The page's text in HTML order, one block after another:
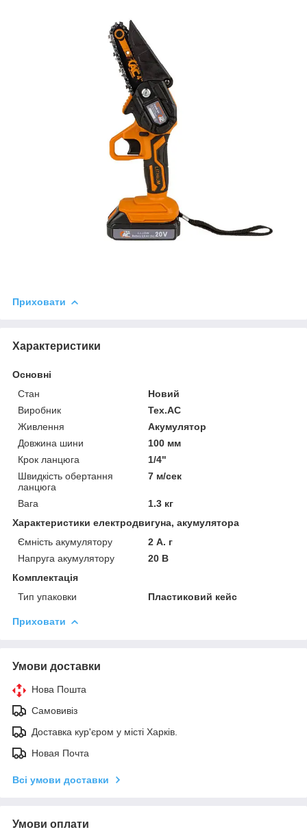
Приховати
Характеристики
Основні
Стан
Новий
Виробник
Tex.AC
Живлення
Акумулятор
Довжина шини
100 мм
Крок ланцюга
1/4"
Швидкість обертання
ланцюга
7 м/сек
Вага
1.3 кг
Характеристики електродвигуна, акумулятора
Ємність акумулятору
2 А. г
Напруга акумулятору
20 В
Комплектація
Тип упаковки
Пластиковий кейс
Приховати
Умови доставки
Нова Пошта
Самовивіз
Доставка кур'єром у місті Харків.
Новая Почта
Всі умови доставки
Умови оплати